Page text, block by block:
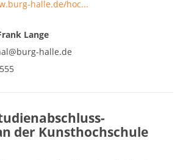
halle.de/hoc...
Lange
halle.de
der Kunsthochschule